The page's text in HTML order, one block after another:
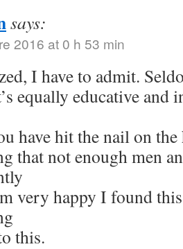
says:
2016 at 0 h 53 min
I have to admit.
equally educative and
have hit the nail on the
that not enough men
very happy I found
this.